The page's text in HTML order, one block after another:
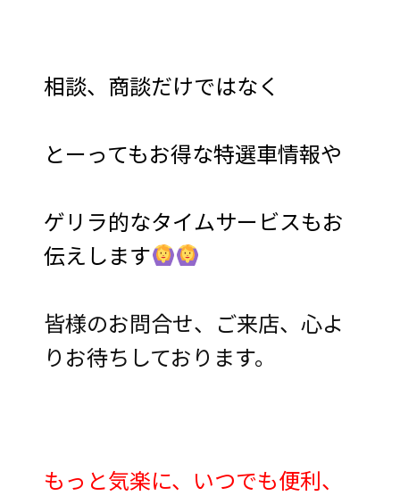
相談、商談だけではなく
とーってもお得な特選車情報や
ゲリラ的なタイムサービスもお
伝えします
皆様のお問合せ、ご来店、心よ
りお待ちしております。
もっと気楽に、いつでも便利、